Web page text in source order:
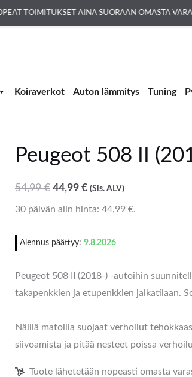
TOIMITUKSET AINA SUORAAN OMASTA
Koiraverkot Auton lämmitys Tuning
Peugeot 508 II
54,99€
Alkuperäinen
oli:
54,99 €.
44,99 €
Nykyinen
on:
44,99 €.
(Sis. ALV)
30 päivän alin hinta: 44,99 €.
Alennus päättyy: 9.8.2026
Peugeot 508 II (2018-) -autoihin
takapenkkien ja etupenkkien jalkatilaan.
Näillä matoilla suojaat verhoilut
siivoamista ja pitää nesteet poissa
Tuote lähetetään nopeasti omasta
Peugeot
II
määrä